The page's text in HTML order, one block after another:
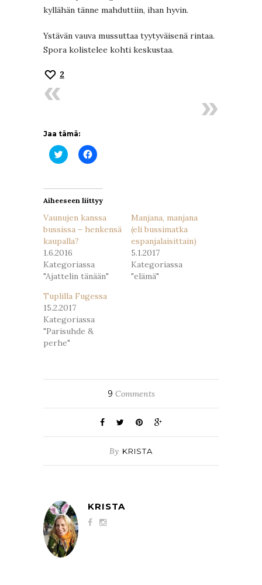
kyllähän tänne mahduttiin, ihan hyvin.
Ystävän vauva mussuttaa tyytyväisenä rintaa.
Spora kolistelee kohti keskustaa.
2
Jaa tämä:
Jaa
Twitterissä(Avautuu
Jaa
Facebookissa(Avautuu
Aiheeseen liittyy
Vaunujen kanssa
bussissa – henkensä
kaupalla?
1.6.2016
Kategoriassa
"Ajattelin tänään"
Manjana, manjana
(eli bussimatka
espanjalaisittain)
5.1.2017
Kategoriassa
"elämä"
Tuplilla Fugessa
15.2.2017
Kategoriassa
"Parisuhde &
perhe"
9 Comments
By KRISTA
KRISTA